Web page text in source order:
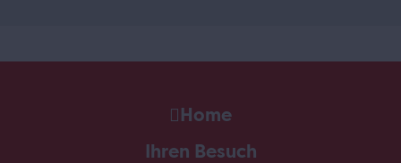
Home
Ihren Besuch